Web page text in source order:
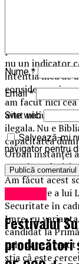
Desemnarea
opinie care ma
mai mari
plafon maxim
nu un indicator
intentia mea de
consider
am facut nici
avut niciun
ilegala. Nu e
capacitatea
Orban instanței
menținut decizia
Am făcut acest
de achitare a
Securitate în
Imre, cu
candidat la
prin care a cerut
știa că este
Nume*
Email*
Site web
Salvează-mi
navigator pentru
Festivalul
producători